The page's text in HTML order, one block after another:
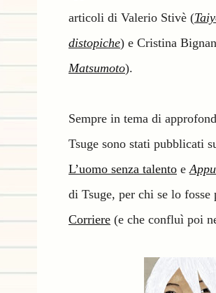
articoli di Valerio Stivè (
distopiche) e Cristina
Matsumoto).
Sempre in tema di
Tsuge sono stati pubblicati
L’uomo senza talento e
di Tsuge, per chi se lo
Corriere (e che confluì poi